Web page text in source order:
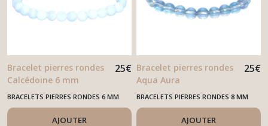
Bracelet pierres rondes
Calcédoine 6 mm
25€
BRACELETS PIERRES RONDES 6 MM
AJOUTER
Bracelet pierres rondes
Aqua Aura
25€
BRACELETS PIERRES RONDES 8 MM
AJOUTER